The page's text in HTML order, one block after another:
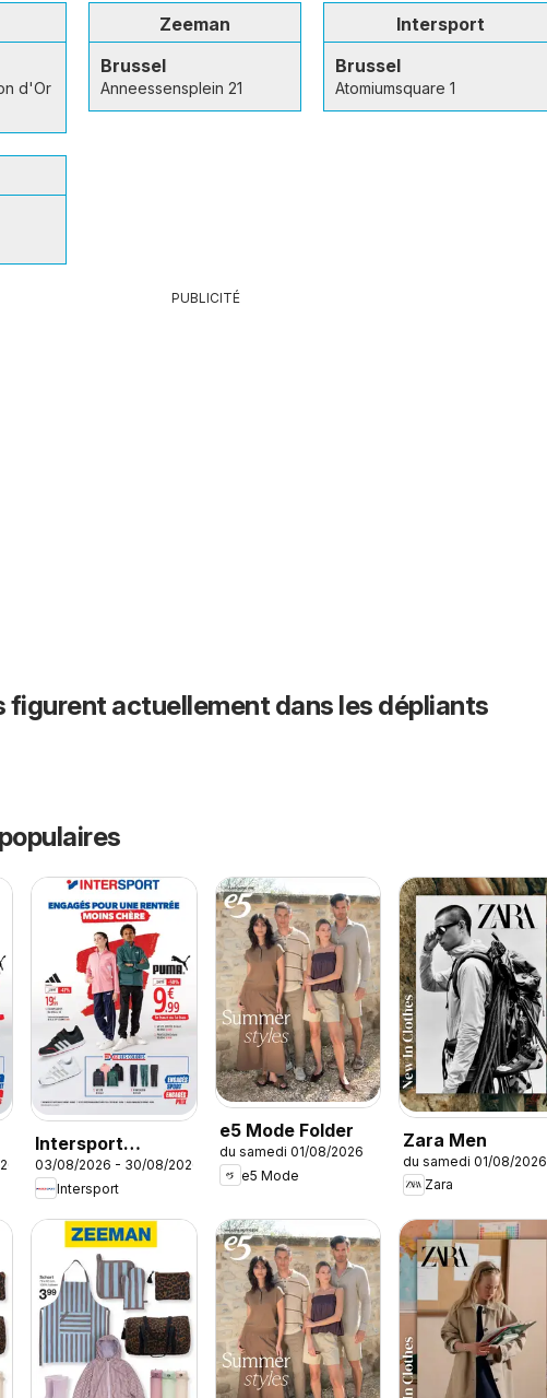
d'Or
Zeeman
Brussel
Anneessensplein 21
Intersport
Brussel
Atomiumsquare 1
PUBLICITÉ
figurent actuellement dans les dépliants
Intersport
Publicité
03/08/2026 - 30/08/2026
Intersport
e5 Mode Folder
du samedi 01/08/2026
e5 Mode
Zara Men
du samedi 01/08/2026
Zara